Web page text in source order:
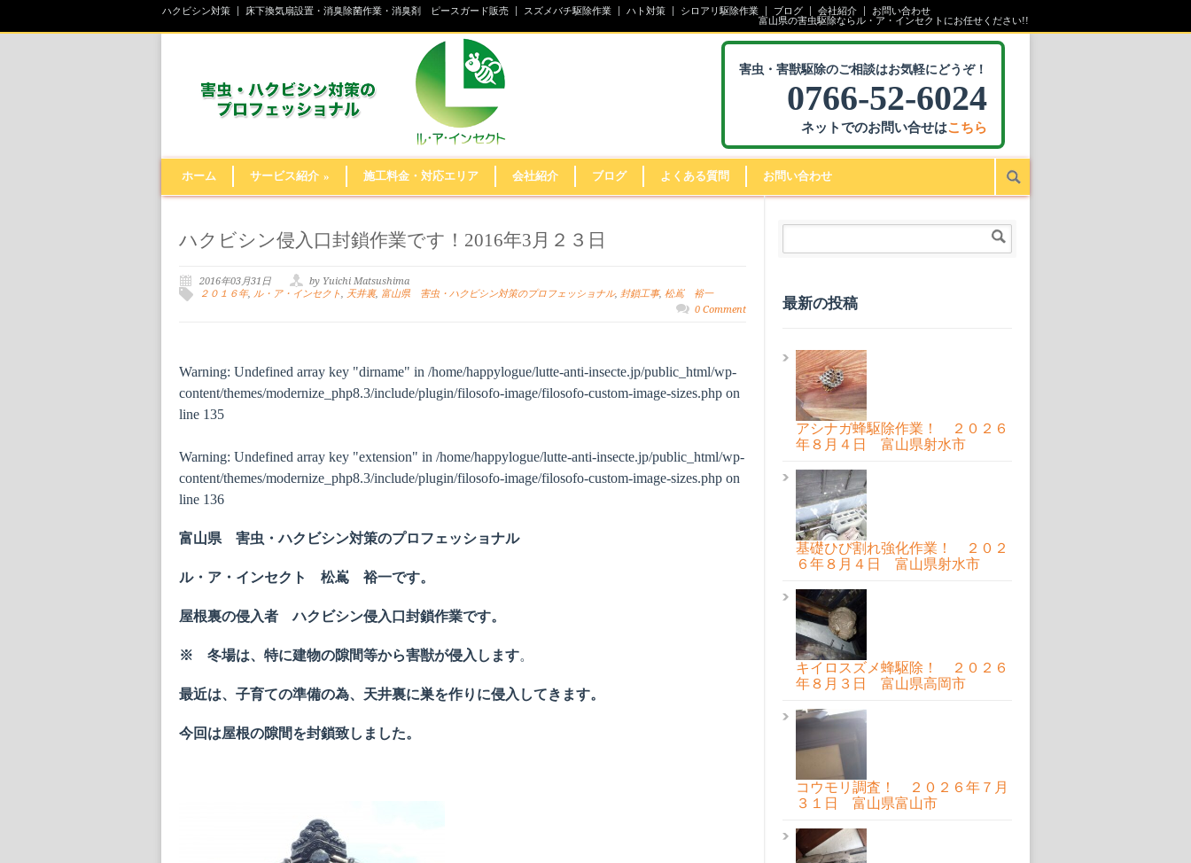
ハクビシン対策 床下換気扇設置・消臭除菌作業・消臭剤 ピースガード販売 スズメバチ駆除作業 ハト対策 シロアリ駆除作業 ブログ 会社紹介
お問い合わせ
富山県の害虫駆除ならル・ア・インセクトにお任せください!!
害虫・害獣駆除のご相談はお気軽にどうぞ！
0766-52-6024
ネットでのお問い合せはこちら
ホーム サービス紹介 » 施工料金・対応エリア 会社紹介 ブログ よくある質問 お問い合わせ
ハクビシン侵入口封鎖作業です！2016年3月２３日
2016年03月31日
by Yuichi Matsushima
２０１６年, ル・ア・インセクト, 天井裏, 富山県 害虫・ハクビシン対策のプロフェッショナル, 封鎖工事, 松嶌 裕一
0 Comment
Warning: Undefined array key "dirname" in /home/happylogue/lutte-anti-insecte.jp/public_html/wp-
content/themes/modernize_php8.3/include/plugin/filosofo-image/filosofo-custom-image-sizes.php on
line 135
Warning: Undefined array key "extension" in /home/happylogue/lutte-anti-insecte.jp/public_html/wp-
content/themes/modernize_php8.3/include/plugin/filosofo-image/filosofo-custom-image-sizes.php on
line 136
富山県 害虫・ハクビシン対策のプロフェッショナル
ル・ア・インセクト 松嶌 裕一です。
屋根裏の侵入者 ハクビシン侵入口封鎖作業です。
※ 冬場は、特に建物の隙間等から害獣が侵入します。
最近は、子育ての準備の為、天井裏に巣を作りに侵入してきます。
今回は屋根の隙間を封鎖致しました。
最新の投稿
アシナガ蜂駆除作業！ ２０２６
年８月４日 富山県射水市
基礎ひび割れ強化作業！ ２０２
６年８月４日 富山県射水市
キイロスズメ蜂駆除！ ２０２６
年８月３日 富山県高岡市
コウモリ調査！ ２０２６年７月
３１日 富山県富山市